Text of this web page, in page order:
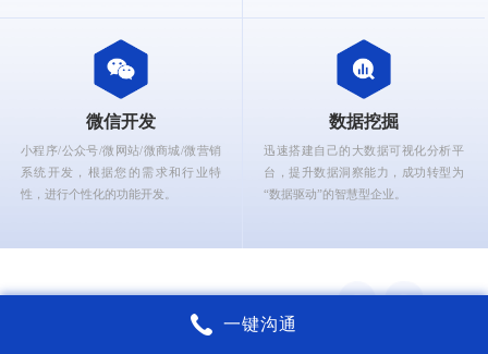
微信开发
小程序/公众号/微网站/微商城/微营销
系统开发，根据您的需求和行业特
性，进行个性化的功能开发。
数据挖掘
迅速搭建自己的大数据可视化分析平
台，提升数据洞察能力，成功转型为
“数据驱动”的智慧型企业。
锐智互动核心能力
一键沟通